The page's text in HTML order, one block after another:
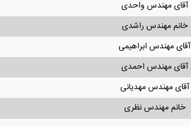
آقای مهندس واحدی
خانم مهندس راشدی
آقای مهندس ابراهیمی
آقای مهندس احمدی
آقای مهندس مهدیانی
خانم مهندس نظری